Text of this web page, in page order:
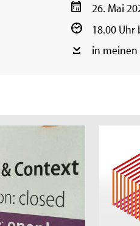
26. Mai
18.00 Uhr
in